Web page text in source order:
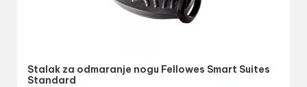
Stalak za odmaranje nogu Fellowes Smart Suites
Standard